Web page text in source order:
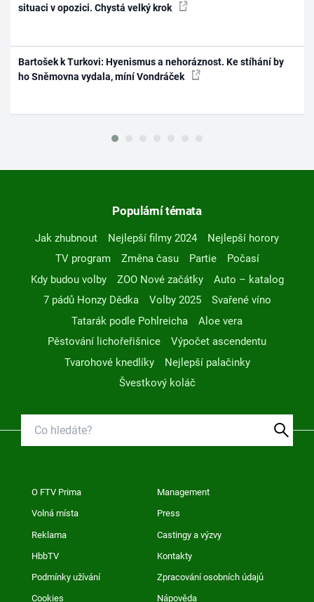
situaci v opozici. Chystá velký krok
Bartošek k Turkovi: Hyenismus a nehoráznost. Ke stíhání by
ho Sněmovna vydala, míní Vondráček
Populární témata
Jak zhubnout Nejlepší filmy 2024
Nejlepší horory
TV program
Změna času Partie
Počasí
Kdy budou volby
ZOO Nové začátky
Auto – katalog
7 pádů Honzy Dědka
Volby 2025
Svařené víno
Tatarák podle Pohlreicha
Aloe vera
Pěstování lichořeřišnice
Výpočet ascendentu
Tvarohové knedlíky
Nejlepší palačinky
Švestkový koláč
O FTV Prima Management
Volná místa Press
Reklama Castingy a výzvy
HbbTV Kontakty
Podmínky užívání Zpracování osobních údajů
Cookies Nápověda